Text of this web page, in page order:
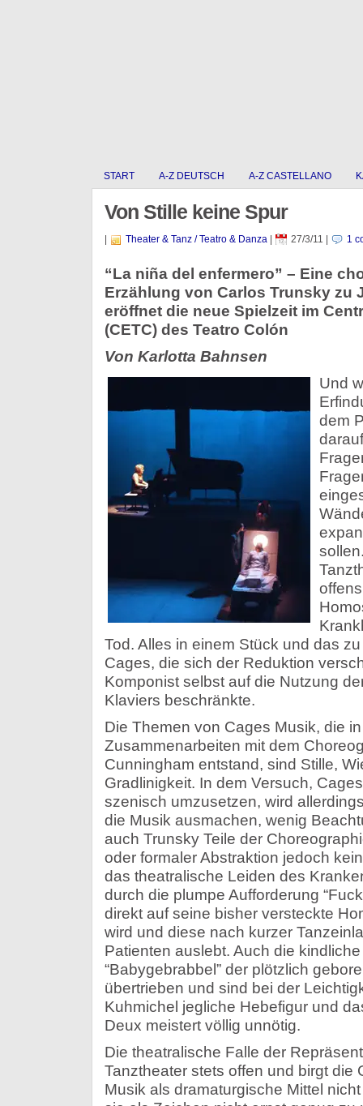
START A-Z DEUTSCH A-Z CASTELLANO
Von Stille keine Spur
Theater & Tanz / Teatro & Danza| 27/3/11 1
“La niña del enfermero” – Eine
Erzählung von Carlos Trunsky zu
eröffnet die neue Spielzeit im
(CETC) des Teatro Colón
Von Karlotta Bahnsen
Und
dem
Tod. Alles in einem Stück und das
Cages, die sich der Reduktion
Komponist selbst auf die Nutzung
Klaviers beschränkte.
Die Themen von Cages Musik, die
Zusammenarbeiten mit dem
Cunningham entstand, sind Stille,
Gradlinigkeit. In dem Versuch,
szenisch umzusetzen, wird
die Musik ausmachen, wenig
auch Trunsky Teile der
oder formaler Abstraktion jedoch
das theatralische Leiden des
durch die plumpe Aufforderung
direkt auf seine bisher versteckte
wird und diese nach kurzer
Patienten auslebt. Auch die
“Babygebrabbel” der plötzlich
übertrieben und sind bei der
Kuhmichel jegliche Hebefigur und
Deux meistert völlig unnötig.
Die theatralische Falle der
Tanztheater stets offen und birgt die
Musik als dramaturgische Mittel